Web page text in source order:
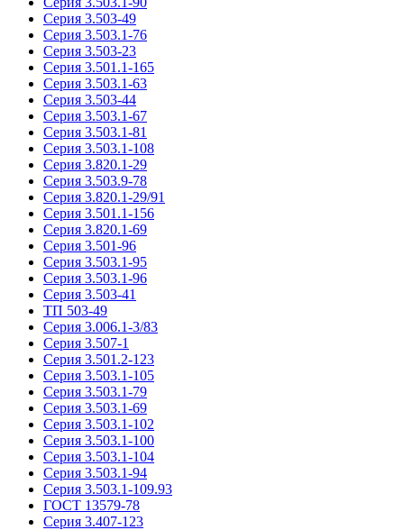
Серия 3.503-49
Серия 3.503.1-76
Серия 3.503-23
Серия 3.501.1-165
Серия 3.503.1-63
Серия 3.503-44
Серия 3.503.1-67
Серия 3.503.1-81
Серия 3.503.1-108
Серия 3.820.1-29
Серия 3.503.9-78
Серия 3.820.1-29/91
Серия 3.501.1-156
Серия 3.820.1-69
Серия 3.501-96
Серия 3.503.1-95
Серия 3.503.1-96
Серия 3.503-41
ТП 503-49
Серия 3.006.1-3/83
Серия 3.507-1
Серия 3.501.2-123
Серия 3.503.1-105
Серия 3.503.1-79
Серия 3.503.1-69
Серия 3.503.1-102
Серия 3.503.1-100
Серия 3.503.1-104
Серия 3.503.1-94
Серия 3.503.1-109.93
ГОСТ 13579-78
Серия 3.407-123